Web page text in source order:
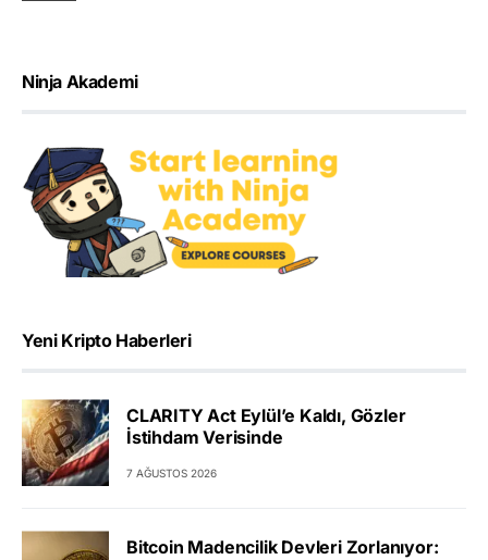
Ninja Akademi
Yeni Kripto Haberleri
CLARITY Act Eylül’e Kaldı, Gözler
İstihdam Verisinde
7 AĞUSTOS 2026
Bitcoin Madencilik Devleri Zorlanıyor: